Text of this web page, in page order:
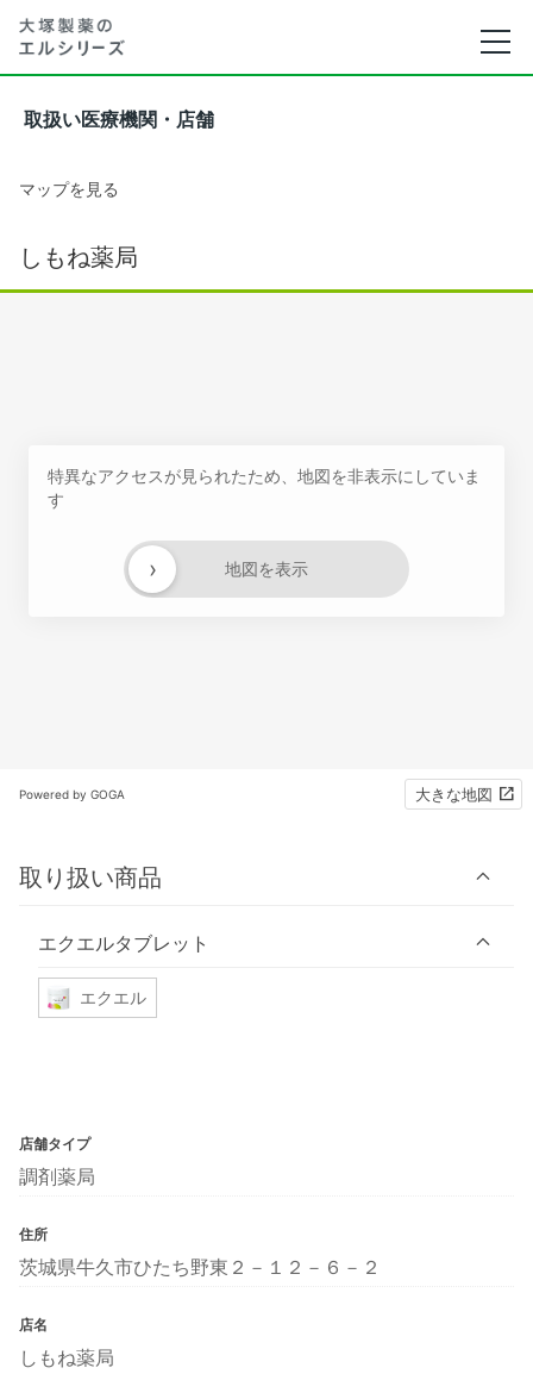
取扱い医療機関・店舗
マップを見る
しもね薬局
特異なアクセスが見られたため、地図を非表示にしていま
す
地図を表示
›
Powered by GOGA 大きな地図
取り扱い商品
エクエルタブレット
エクエル
店舗タイプ
調剤薬局
住所
茨城県牛久市ひたち野東２－１２－６－２
店名
しもね薬局